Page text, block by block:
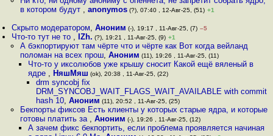
в котором будут , anonymos(?), 07:40 , 12-Авг-25, (51) +1
Скрыто модератором,Аноним (-), 19:17 , 11-Авг-25, (7) –5
Что-то тут не то , IZh. (?), 19:21 , 11-Авг-25, (9) +1
А бэкпортируют там чёрте что и чёрте как Вот когда вейланд
поломан на всех прош, Аноним (11), 19:26 , 11-Авг-25, (11)
Что-то у иксолюбов уже крышу сносит Какой ещё вяленый в
ядре , НяшМяш (ok), 20:38 , 11-Авг-25, (22)
drm syncobj fix
DRM_SYNCOBJ_WAIT_FLAGS_WAIT_AVAILABLE with commit
hash 10,Аноним (11), 20:52 , 11-Авг-25, (25)
Бекпорты фиксов Есть клиенты у которых старые ядра, и которые
готовы платить за , Аноним (-), 19:26 , 11-Авг-25, (12)
А зачем фикс бекпортить, если проблема проявляется начиная